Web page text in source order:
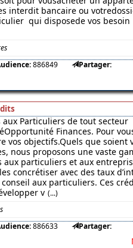
interdit bancaire ou
qui disposede vos
886849 Partager:
aux Particuliers de tout secteur
Finances. Pour
vos objectifs.Quels que soient
nous proposons une vaste
aux particuliers et aux
concrétiser avec des taux
aux particuliers. Ces
v (...)
886633 Partager: